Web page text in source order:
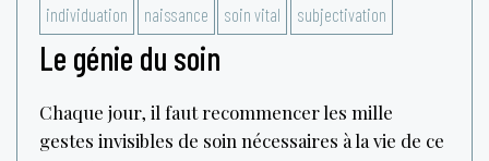
individuation naissance soin vital subjectivation
Le génie du soin
Chaque jour, il faut recommencer les mille
gestes invisibles de soin nécessaires à la vie de ce